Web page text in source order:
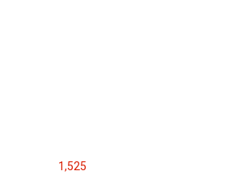
1,525